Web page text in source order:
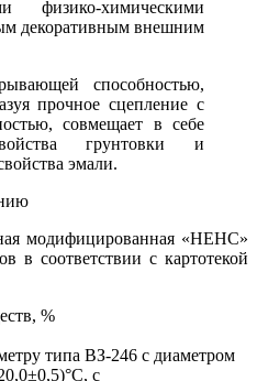
физико-химическими
декоративным внешним
способностью,
прочное сцепление с
совмещает в себе
грунтовки и
эмали.
модифицированная «НЕНС»
в соответствии с картотекой
%
типа ВЗ-246 с диаметром
с